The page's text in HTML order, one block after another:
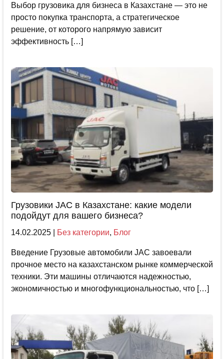
Выбор грузовика для бизнеса в Казахстане — это не
просто покупка транспорта, а стратегическое
решение, от которого напрямую зависит
эффективность […]
Грузовики JAC в Казахстане: какие модели
подойдут для вашего бизнеса?
14.02.2025 Без категории, Блог
Введение Грузовые автомобили JAC завоевали
прочное место на казахстанском рынке коммерческой
техники. Эти машины отличаются надежностью,
экономичностью и многофункциональностью, что […]